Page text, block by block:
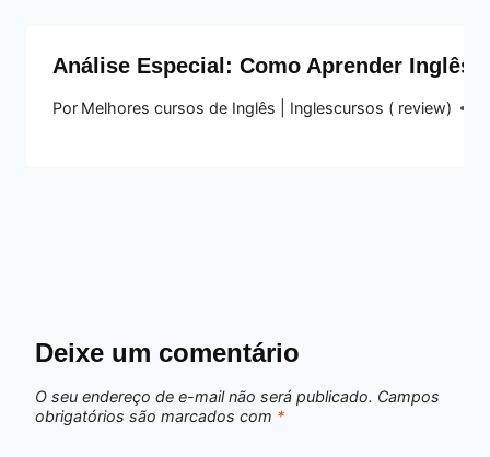
Análise Especial: Como Aprender Inglês
Por Melhores cursos de Inglês | Inglescursos ( review)
Deixe um comentário
O seu endereço de e-mail não será publicado. Campos
obrigatórios são marcados com *